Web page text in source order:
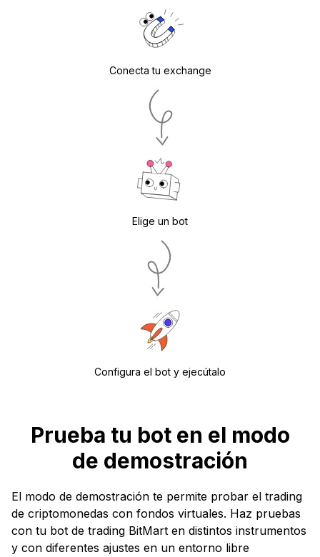
Conecta tu exchange
Elige un bot
Configura el bot y ejecútalo
Prueba tu bot en el modo
de demostración
El modo de demostración te permite probar el trading
de criptomonedas con fondos virtuales. Haz pruebas
con tu bot de trading BitMart en distintos instrumentos
y con diferentes ajustes en un entorno libre